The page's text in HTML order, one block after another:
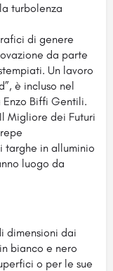
turbolenza
di genere
da parte
Un lavoro
è incluso nel
Biffi Gentili.
Migliore dei Futuri
targhe in alluminio
luogo da
dimensioni dai
bianco e nero
o per le sue